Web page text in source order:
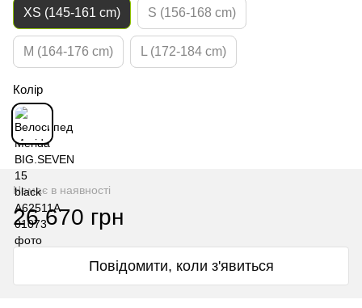
XS (145-161 cm) S (156-168 cm)
M (164-176 cm) L (172-184 cm)
Колір
Немає в наявності
26 670 грн
Повідомити, коли з'явиться